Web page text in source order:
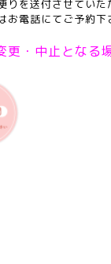
りを送付させてい
お電話にてご予約下
更・中止となる